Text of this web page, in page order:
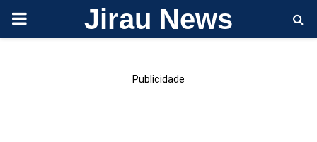
PRIMARY Jirau News
Publicidade